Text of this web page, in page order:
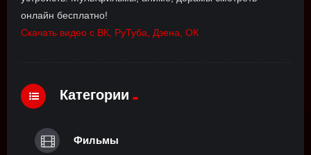
онлайн бесплатно!
Скачать видео с ВК, РуТуба, Дзена, ОК
Категории
Фильмы